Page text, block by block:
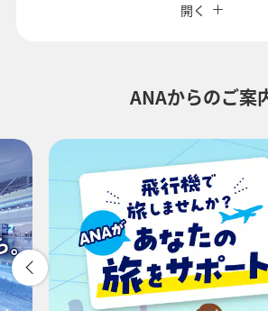
往路出発日および時間帯
-
時間帯指定なし
経由地および乗り継ぎ所要時間を追加
往復で異なるクラスで検索
開く
ANAからのご案